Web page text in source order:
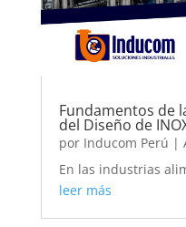
Fundamentos de
del Diseño de
por Inducom Perú |
En las industrias
leer más